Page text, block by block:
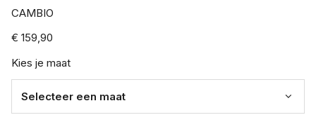
CAMBIO
€ 159,90
Kies je maat